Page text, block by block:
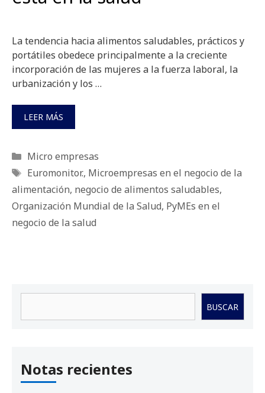
La tendencia hacia alimentos saludables, prácticos y
portátiles obedece principalmente a la creciente
incorporación de las mujeres a la fuerza laboral, la
urbanización y los …
LEER MÁS
Categorías
Micro empresas
Etiquetas
Euromonitor., Microempresas en el negocio de la
alimentación, negocio de alimentos saludables,
Organización Mundial de la Salud, PyMEs en el
negocio de la salud
BUSCAR
Notas recientes